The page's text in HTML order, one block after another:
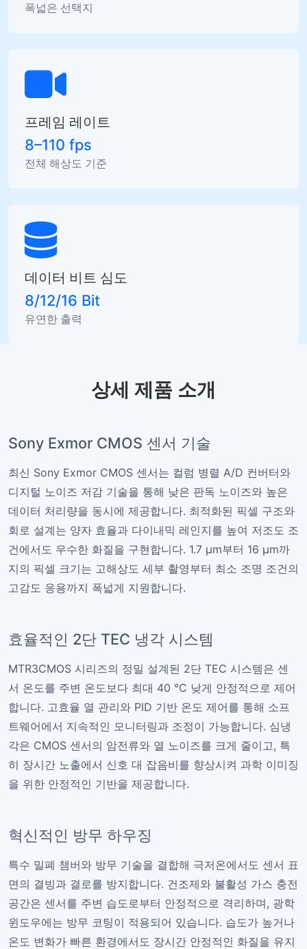
폭넓은 선택지
프레임 레이트
8–110 fps
전체 해상도 기준
데이터 비트 심도
8/12/16 Bit
유연한 출력
상세 제품 소개
Sony Exmor CMOS 센서 기술
최신 Sony Exmor CMOS 센서는 컬럼 병렬 A/D 컨버터와
디지털 노이즈 저감 기술을 통해 낮은 판독 노이즈와 높은
데이터 처리량을 동시에 제공합니다. 최적화된 픽셀 구조와
회로 설계는 양자 효율과 다이내믹 레인지를 높여 저조도 조
건에서도 우수한 화질을 구현합니다. 1.7 µm부터 16 µm까
지의 픽셀 크기는 고해상도 세부 촬영부터 최소 조명 조건의
고감도 응용까지 폭넓게 지원합니다.
효율적인 2단 TEC 냉각 시스템
MTR3CMOS 시리즈의 정밀 설계된 2단 TEC 시스템은 센
서 온도를 주변 온도보다 최대 40 °C 낮게 안정적으로 제어
합니다. 고효율 열 관리와 PID 기반 온도 제어를 통해 소프
트웨어에서 지속적인 모니터링과 조정이 가능합니다. 심냉
각은 CMOS 센서의 암전류와 열 노이즈를 크게 줄이고, 특
히 장시간 노출에서 신호 대 잡음비를 향상시켜 과학 이미징
을 위한 안정적인 기반을 제공합니다.
혁신적인 방무 하우징
특수 밀폐 챔버와 방무 기술을 결합해 극저온에서도 센서 표
면의 결빙과 결로를 방지합니다. 건조제와 불활성 가스 충전
공간은 센서를 주변 습도로부터 안정적으로 격리하며, 광학
윈도우에는 방무 코팅이 적용되어 있습니다. 습도가 높거나
온도 변화가 빠른 환경에서도 장시간 안정적인 화질을 유지